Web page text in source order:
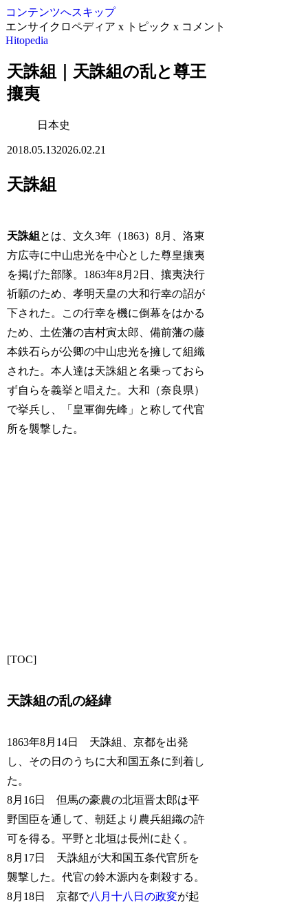
コンテンツへスキップ
エンサイクロペディア x トピック x コメント
Hitopedia
天誅組｜天誅組の乱と尊王
攘夷
日本史
2018.05.132026.02.21
天誅組
天誅組 とは、文久3年（1863）8月、洛東
方広寺に中山忠光を中心とした尊皇攘夷
を掲げた部隊。1863年8月2日、攘夷決行
祈願のため、孝明天皇の大和行幸の詔が
下された。この行幸を機に倒幕をはかる
ため、土佐藩の吉村寅太郎、備前藩の藤
本鉄石らが公卿の中山忠光を擁して組織
された。本人達は天誅組と名乗っておら
ず自らを義挙と唱えた。大和（奈良県）
で挙兵し、「皇軍御先峰」と称して代官
所を襲撃した。
[TOC]
天誅組の乱の経緯
1863年8月14日 天誅組、京都を出発
し、その日のうちに大和国五条に到着し
た。
8月16日 但馬の豪農の北垣晋太郎は平
野国臣を通して、朝廷より農兵組織の許
可を得る。平野と北垣は長州に赴く。
8月17日 天誅組が大和国五条代官所を
襲撃した。代官の鈴木源内を刺殺する。
8月18日 京都で八月十八日の政変が起